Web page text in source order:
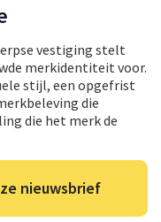
vestiging stelt
merkidentiteit voor.
stijl, een opgefrist
die
die het merk de
nieuwsbrief